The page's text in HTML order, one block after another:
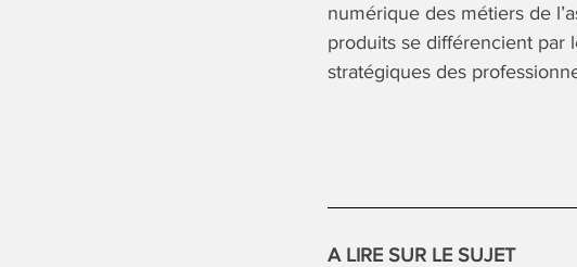
numérique des métiers de
produits se différencient par
stratégiques des
A LIRE SUR LE SUJET